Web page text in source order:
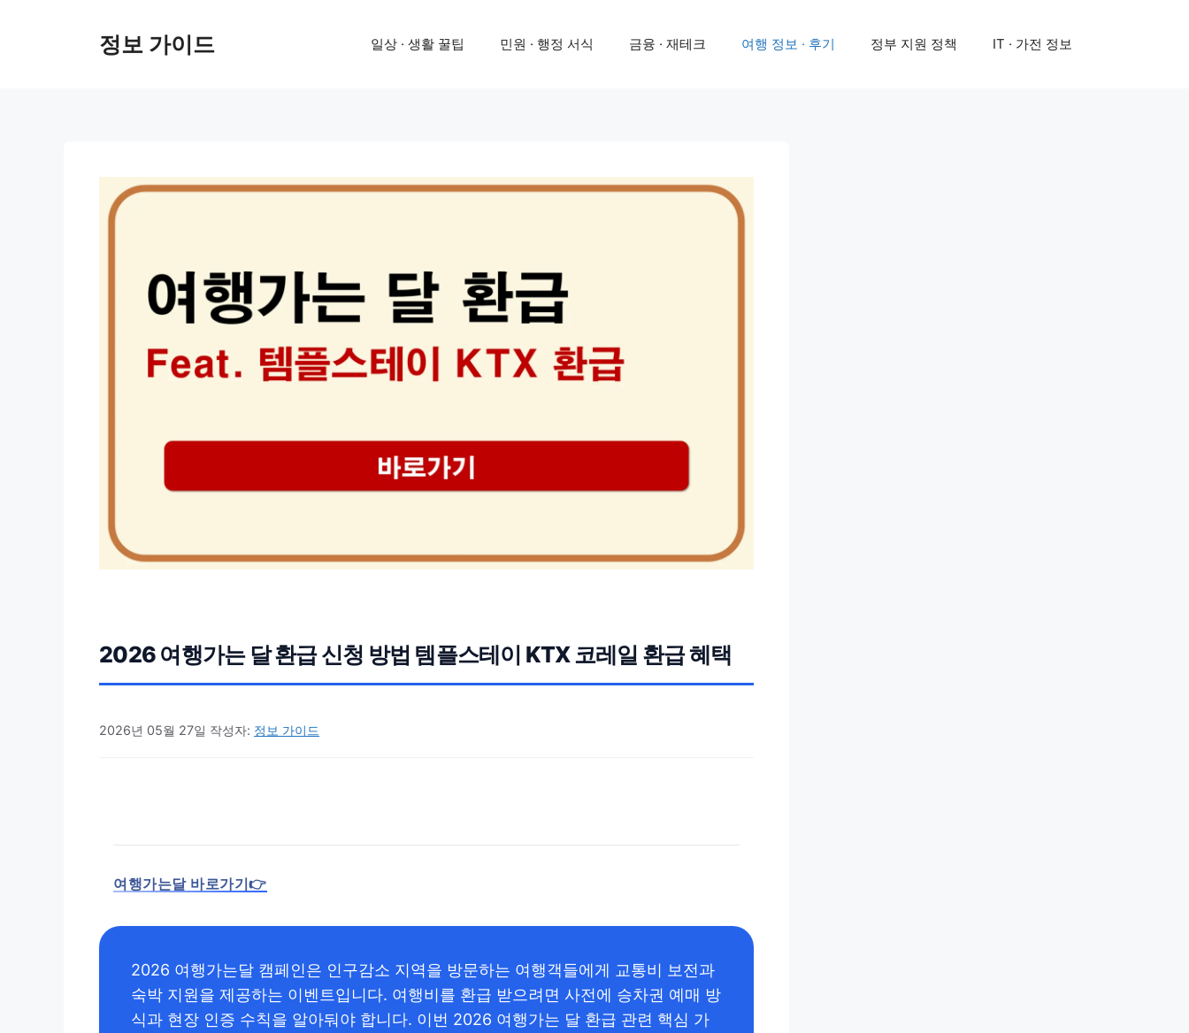
정보 가이드 일상 · 생활 꿀팁 민원 · 행정 서식 금융 · 재테크 여행 정보 · 후기 정부 지원 정책 IT · 가전 정보
2026 여행가는 달 환급 신청 방법 템플스테이 KTX 코레일 환급 혜택
2026년 05월 27일 작성자: 정보 가이드
여행가는달 바로가기👉
2026 여행가는달 캠페인은 인구감소 지역을 방문하는 여행객들에게 교통비 보전과
숙박 지원을 제공하는 이벤트입니다. 여행비를 환급 받으려면 사전에 승차권 예매 방
식과 현장 인증 수칙을 알아둬야 합니다. 이번 2026 여행가는 달 환급 관련 핵심 가